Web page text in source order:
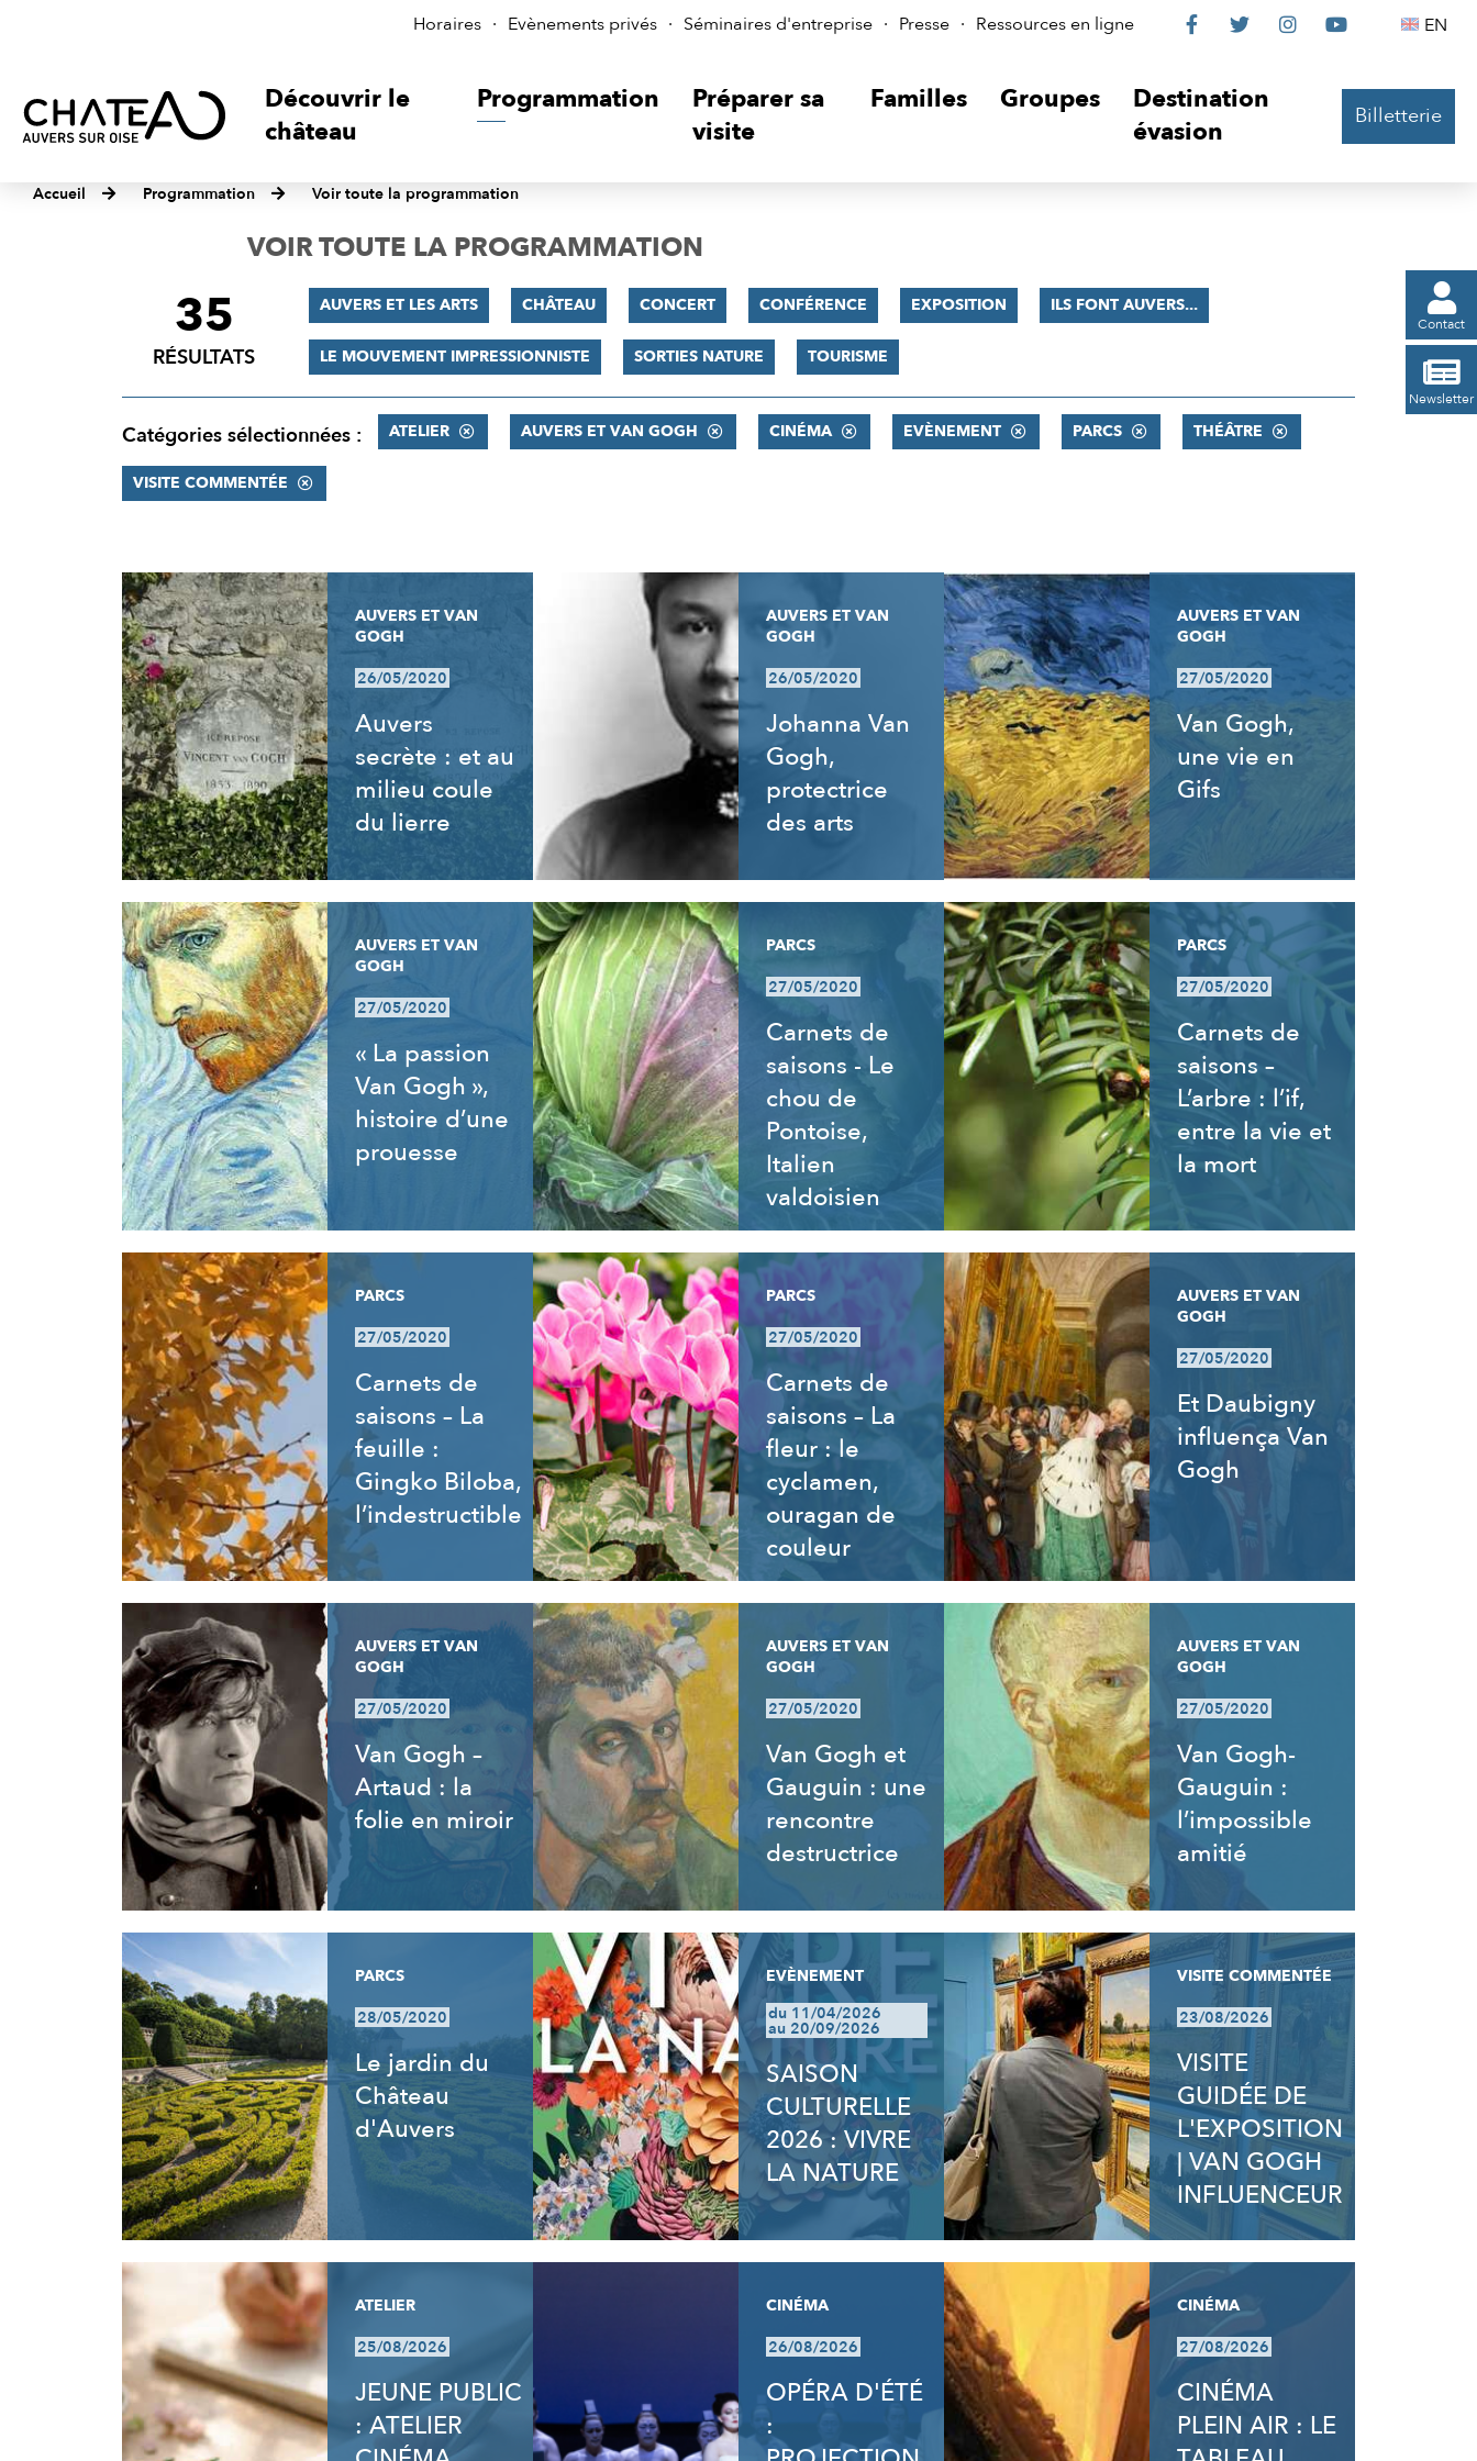
Horaires Evènements privés Séminaires d'entreprise Presse Ressources en ligne
Le
sur

Le

Le

Le
 EN
Découvrir le
château
Programmation
Préparer sa
visite
Familles Groupes
Destination
évasion
Billetterie
Accueil Programmation Voir toute la programmation

Contact

Newsletter
VOIR TOUTE LA PROGRAMMATION
FILTRER
RÉSULTATS
35
RÉSULTATS
AUVERS ET LES ARTS CHÂTEAU CONCERT CONFÉRENCE EXPOSITION ILS FONT AUVERS...
LE MOUVEMENT IMPRESSIONNISTE SORTIES NATURE TOURISME
Catégories sélectionnées : ATELIER AUVERS ET VAN GOGH CINÉMA EVÈNEMENT PARCS THÉÂTRE
VISITE COMMENTÉE
RÉSULTATS
AUVERS ET VAN
GOGH
26/05/2020
Auvers
secrète : et au
milieu coule
du lierre
AUVERS ET VAN
GOGH
26/05/2020
Johanna Van
Gogh,
protectrice
des arts
AUVERS ET VAN
GOGH
27/05/2020
Van Gogh,
une vie en
Gifs
AUVERS ET VAN
GOGH
27/05/2020
« La passion
Van Gogh »,
histoire d’une
prouesse
PARCS
27/05/2020
Carnets de
saisons - Le
chou de
Pontoise,
Italien
valdoisien
PARCS
27/05/2020
Carnets de
saisons –
L’arbre : l’if,
entre la vie et
la mort
PARCS
27/05/2020
Carnets de
saisons – La
feuille :
Gingko Biloba,
l’indestructible
PARCS
27/05/2020
Carnets de
saisons – La
fleur : le
cyclamen,
ouragan de
couleur
AUVERS ET VAN
GOGH
27/05/2020
Et Daubigny
influença Van
Gogh
AUVERS ET VAN
GOGH
27/05/2020
Van Gogh –
Artaud : la
folie en miroir
AUVERS ET VAN
GOGH
27/05/2020
Van Gogh et
Gauguin : une
rencontre
destructrice
AUVERS ET VAN
GOGH
27/05/2020
Van Gogh-
Gauguin :
l’impossible
amitié
PARCS
28/05/2020
Le jardin du
Château
d'Auvers
EVÈNEMENT
du 11/04/2026
au 20/09/2026
SAISON
CULTURELLE
2026 : VIVRE
LA NATURE
VISITE COMMENTÉE
23/08/2026
VISITE
GUIDÉE DE
L'EXPOSITION
| VAN GOGH
INFLUENCEUR
ATELIER
25/08/2026
JEUNE PUBLIC
: ATELIER
CINÉMA
26/08/2026
OPÉRA D'ÉTÉ
:
CINÉMA
27/08/2026
CINÉMA
PLEIN AIR : LE